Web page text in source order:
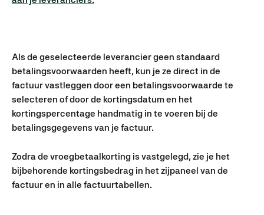
Als de geselecteerde leverancier geen standaard
betalingsvoorwaarden heeft, kun je ze direct in de
factuur vastleggen door een betalingsvoorwaarde te
selecteren of door de kortingsdatum en het
kortingspercentage handmatig in te voeren bij de
betalingsgegevens van je factuur.
Zodra de vroegbetaalkorting is vastgelegd, zie je het
bijbehorende kortingsbedrag in het zijpaneel van de
factuur en in alle factuurtabellen.